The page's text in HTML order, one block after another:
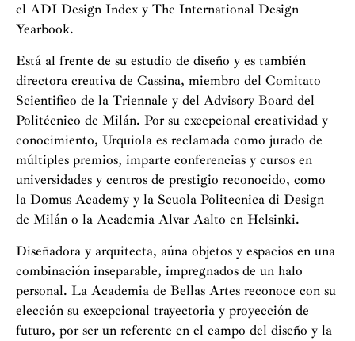
el ADI Design Index y The International Design
Yearbook.
Está al frente de su estudio de diseño y es también
directora creativa de Cassina, miembro del Comitato
Scientifico de la Triennale y del Advisory Board del
Politécnico de Milán. Por su excepcional creatividad y
conocimiento, Urquiola es reclamada como jurado de
múltiples premios, imparte conferencias y cursos en
universidades y centros de prestigio reconocido, como
la Domus Academy y la Scuola Politecnica di Design
de Milán o la Academia Alvar Aalto en Helsinki.
Diseñadora y arquitecta, aúna objetos y espacios en una
combinación inseparable, impregnados de un halo
personal. La Academia de Bellas Artes reconoce con su
elección su excepcional trayectoria y proyección de
futuro, por ser un referente en el campo del diseño y la